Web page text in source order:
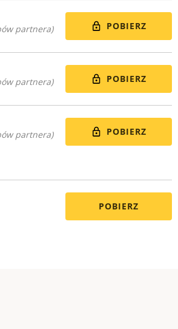
partnera) POBIERZ
partnera) POBIERZ
partnera) POBIERZ
POBIERZ